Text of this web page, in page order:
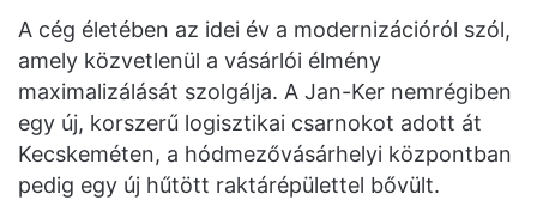
A cég életében az idei év a modernizációról szól,
amely közvetlenül a vásárlói élmény
maximalizálását szolgálja. A Jan-Ker nemrégiben
egy új, korszerű logisztikai csarnokot adott át
Kecskeméten, a hódmezővásárhelyi központban
pedig egy új hűtött raktárépülettel bővült.